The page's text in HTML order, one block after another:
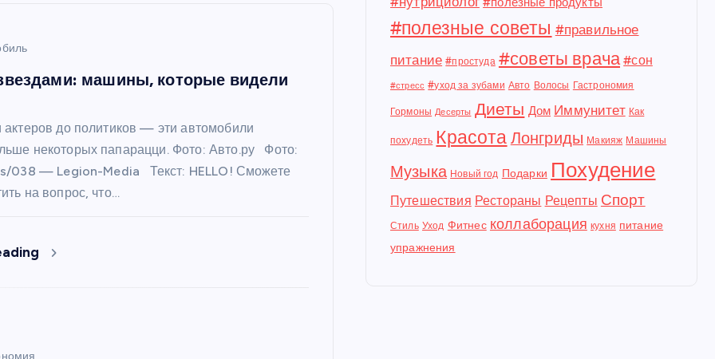
машины, которые видели
актеров до политиков — эти автомобили
некоторых папарацци. Фото: Авто.ру Фото:
038 — Legion-Media Текст: HELLO! Сможете
на вопрос, что…
#полезные советы #правильное
питание #простуда #советы врача #сон
#стресс #уход за зубами Авто Волосы Гастрономия
Гормоны Десерты Диеты Дом Иммунитет Как
похудеть Красота Лонгриды Макияж Машины
Музыка Новый год Подарки Похудение
Путешествия Рестораны Рецепты Спорт
Стиль Уход Фитнес коллаборация кухня питание
упражнения